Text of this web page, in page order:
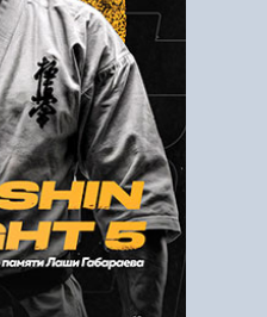
Войти
Напомнить пароль
Регистрация